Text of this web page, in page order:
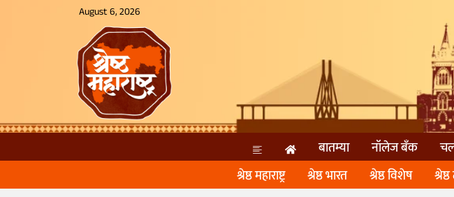
August 6, 2026
बातम्या नॉलेज बॅंक
श्रेष्ठ महाराष्ट्र
श्रेष्ठ भारत श्रेष्ठ विशेष